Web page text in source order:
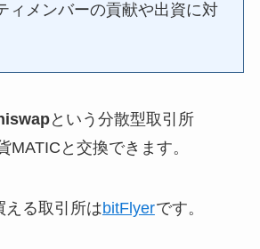
ィメンバーの貢献や出資に対
という分散型取引所
MATICと交換できます。
える取引所はbitFlyerです。